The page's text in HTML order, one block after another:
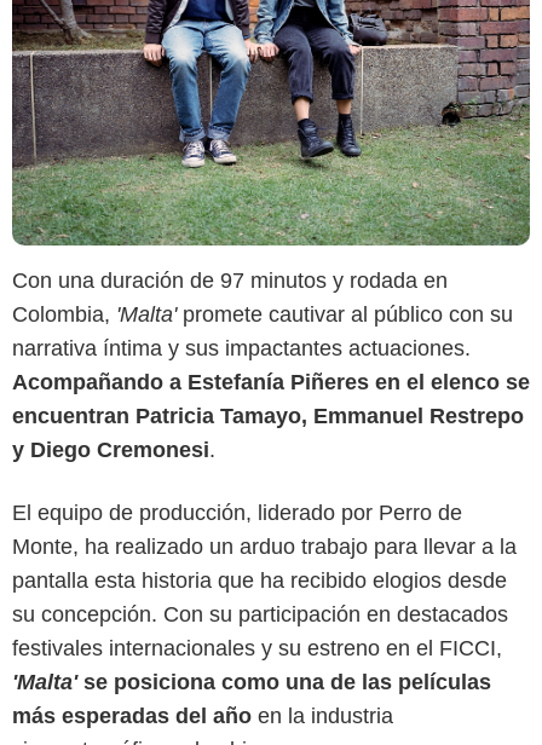
Con una duración de 97 minutos y rodada en
Colombia, 'Malta' promete cautivar al público con su
narrativa íntima y sus impactantes actuaciones.
Acompañando a Estefanía Piñeres en el elenco se
encuentran Patricia Tamayo, Emmanuel Restrepo
y Diego Cremonesi.
El equipo de producción, liderado por Perro de
Monte, ha realizado un arduo trabajo para llevar a la
pantalla esta historia que ha recibido elogios desde
su concepción. Con su participación en destacados
festivales internacionales y su estreno en el FICCI,
'Malta'se posiciona como una de las películas
más esperadas del año en la industria